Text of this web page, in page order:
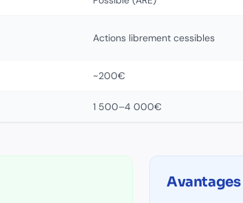
Actions librement cessibles
~200€
1 500–4 000€
Avantages